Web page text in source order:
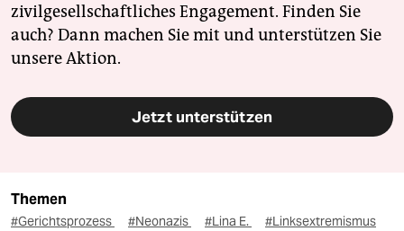
zivilgesellschaftliches Engagement. Finden Sie
auch? Dann machen Sie mit und unterstützen Sie
unsere Aktion.
Jetzt unterstützen
Themen
#Gerichtsprozess #Neonazis #Lina E. #Linksextremismus